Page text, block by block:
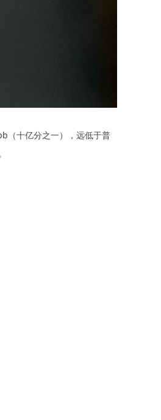
（十亿分之一），远低于普